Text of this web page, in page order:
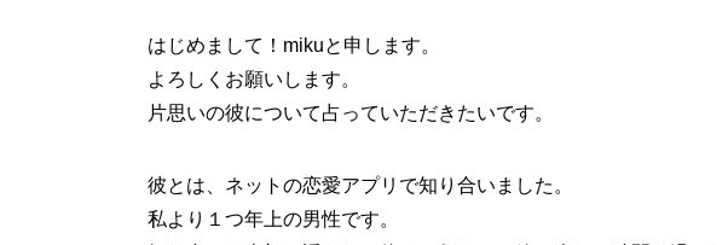
はじめまして！mikuと申します。
よろしくお願いします。
片思いの彼について占っていただきたいです。
彼とは、ネットの恋愛アプリで知り合いました。
私より１つ年上の男性です。